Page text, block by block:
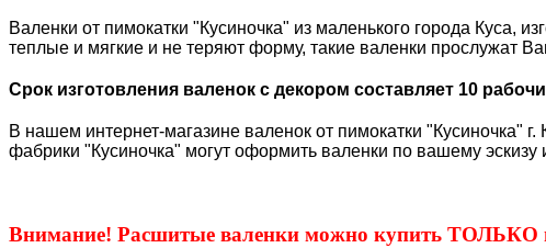
Валенки от пимокатки "Кусиночка" из маленького города Куса,
теплые и мягкие и не теряют форму, такие валенки прослужат
Срок изготовления валенок с декором составляет 10
В нашем интернет-магазине валенок от пимокатки "Кусиночка"
фабрики "Кусиночка" могут оформить валенки по вашему эскизу
Внимание! Расшитые валенки можно купить